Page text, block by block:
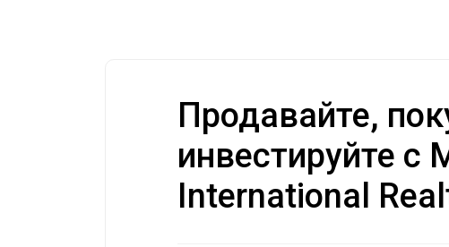
Продавайте,
инвестируйте с
International